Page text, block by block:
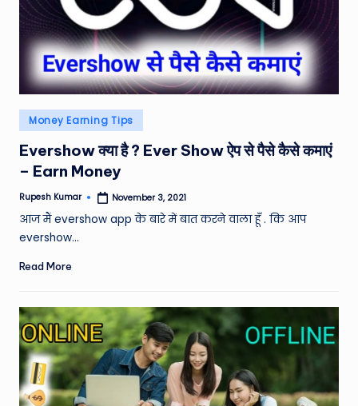
Posted
in
Money Earning Tips
Evershow क्या है ? Ever Show ऐप से पैसे कैसे कमाएं
– Earn Money
Posted
Rupesh Kumar November 3, 2021
आज मैं evershow app के बारे में बात करने वाला हूँ . कि आप
evershow…
Read More